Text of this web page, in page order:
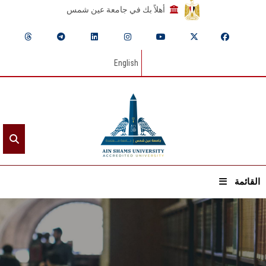
أهلاً بك في جامعة عين شمس
English
القائمة
الرئيسيـة
عن الجامعة